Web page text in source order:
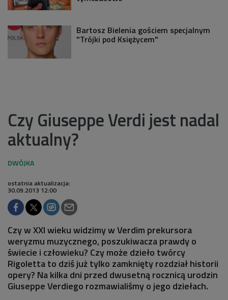
Bartosz Bielenia gościem specjalnym
"Trójki pod Księżycem"
Czy Giuseppe Verdi jest nadal
aktualny?
ostatnia aktualizacja:
30.09.2013 12:00
Czy w XXI wieku widzimy w Verdim prekursora
weryzmu muzycznego, poszukiwacza prawdy o
świecie i człowieku? Czy może dzieło twórcy
Rigoletta to dziś już tylko zamknięty rozdział historii
opery? Na kilka dni przed dwusetną rocznicą urodzin
Giuseppe Verdiego rozmawialiśmy o jego dziełach.